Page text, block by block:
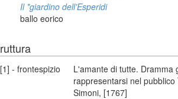
Il *giardino dell'Esperidi
ballo eorico
- frontespizio
L'amante di tutte. Dramma
rappresentarsi nel
Simoni, [1767]